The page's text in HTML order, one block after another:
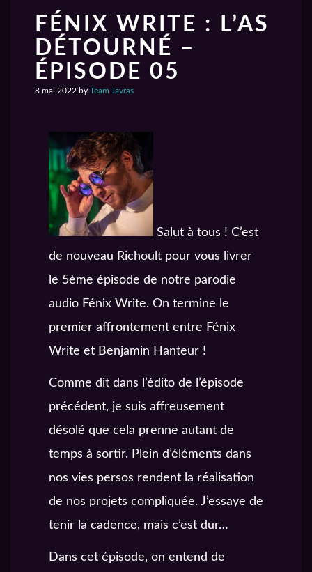
FÉNIX WRITE : L’AS
DÉTOURNÉ –
ÉPISODE 05
8 mai 2022 by Team Javras
Salut à tous ! C’est
de nouveau Richoult pour vous livrer
le 5ème épisode de notre parodie
audio Fénix Write. On termine le
premier affrontement entre Fénix
Write et Benjamin Hanteur !
Comme dit dans l’édito de l’épisode
précédent, je suis affreusement
désolé que cela prenne autant de
temps à sortir. Plein d’éléments dans
nos vies persos rendent la réalisation
de nos projets compliquée. J’essaye de
tenir la cadence, mais c’est dur…
Dans cet épisode, on entend de